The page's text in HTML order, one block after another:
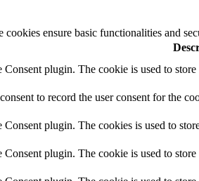
ensure basic functionalities and
plugin. The cookie is used to
to record the user consent for the
plugin. The cookies is used to
plugin. The cookie is used to